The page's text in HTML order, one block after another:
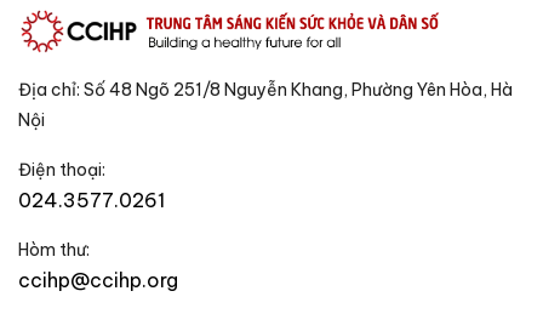
Địa chỉ: Số 48 Ngõ 251/8 Nguyễn Khang, Phường Yên Hòa, Hà
Nội
Điện thoại:
024.3577.0261
Hòm thư:
ccihp@ccihp.org